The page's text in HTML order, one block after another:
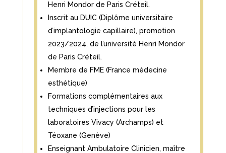
Henri Mondor de Paris Créteil.
Inscrit au DUIC (Diplôme universitaire
d’implantologie capillaire), promotion
2023/2024, de l’université Henri Mondor
de Paris Créteil.
Membre de FME (France médecine
esthétique)
Formations complémentaires aux
techniques d’injections pour les
laboratoires Vivacy (Archamps) et
Téoxane (Genève)
Enseignant Ambulatoire Clinicien, maître